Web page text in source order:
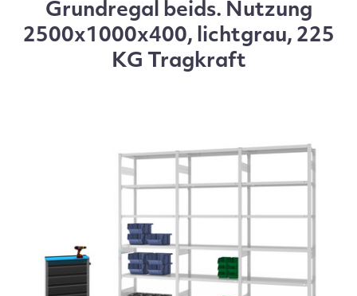
Grundregal beids. Nutzung
2500x1000x400, lichtgrau, 225
KG Tragkraft